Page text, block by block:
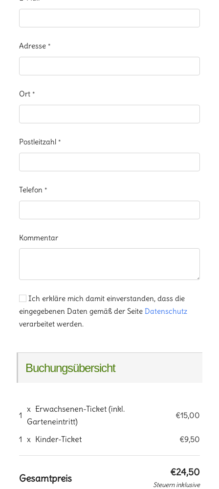
Adresse *
Ort *
Postleitzahl *
Telefon *
Kommentar
Ich erkläre mich damit einverstanden, dass die
eingegebenen Daten gemäß der Seite Datenschutz
verarbeitet werden.
Buchungsübersicht
1
x Erwachsenen-Ticket (inkl.
Garteneintritt)
€15,00
1 x Kinder-Ticket €9,50
Gesamtpreis
€24,50
Steuern inklusive